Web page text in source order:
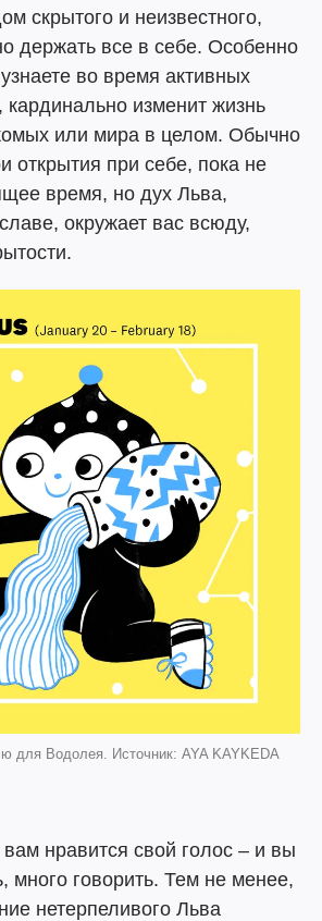
скрытого и неизвестного,
держать все в себе. Особенно
во время активных
кардинально изменит жизнь
или мира в целом. Обычно
открытия при себе, пока не
время, но дух Льва,
окружает вас всюду,
для Водолея. Источник: AYA KAYKEDA
нравится свой голос – и вы
много говорить. Тем не менее,
нетерпеливого Льва